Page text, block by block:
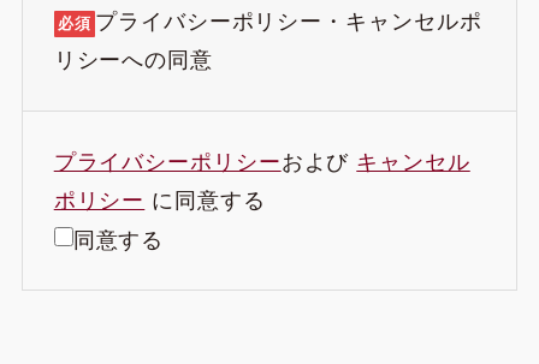
必須 プライバシーポリシー・キャンセルポ
リシーへの同意
プライバシーポリシーおよび キャンセル
ポリシー に同意する
同意する